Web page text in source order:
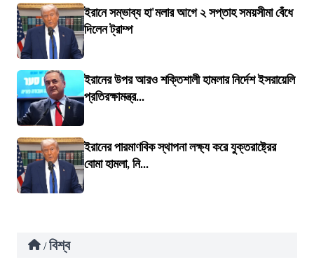
ইরানে সম্ভাব্য হা'মলার আগে ২ সপ্তাহ সময়সীমা বেঁধে
দিলেন ট্রাম্প
ইরানের উপর আরও শক্তিশালী হামলার নির্দেশ ইসরায়েলি
প্রতিরক্ষামন্ত্র...
ইরানের পারমাণবিক স্থাপনা লক্ষ্য করে যুক্তরাষ্ট্রের
বোমা হামলা, নি...
/ বিশ্ব